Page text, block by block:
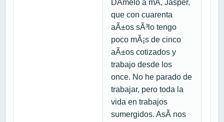
DÃ­melo a mÃ­, Jasper,
que con cuarenta
aÃ±os sÃ³lo tengo
poco mÃ¡s de cinco
aÃ±os cotizados y
trabajo desde los
once. No he parado de
trabajar, pero toda la
vida en trabajos
sumergidos. AsÃ­ nos